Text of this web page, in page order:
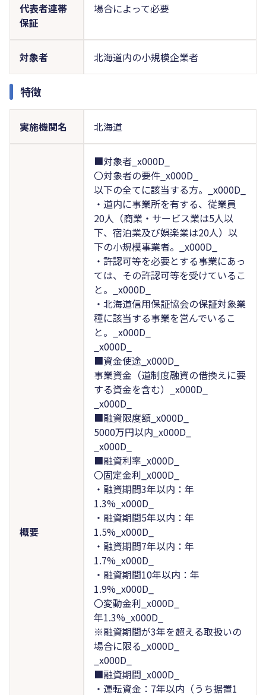
代表者連帯
保証
場合によって必要
対象者 北海道内の小規模企業者
特徴
実施機関名 北海道
概要
■対象者_x000D_
〇対象者の要件_x000D_
以下の全てに該当する方。_x000D_
・道内に事業所を有する、従業員
20人（商業・サービス業は5人以
下、宿泊業及び娯楽業は20人）以
下の小規模事業者。_x000D_
・許認可等を必要とする事業にあっ
ては、その許認可等を受けているこ
と。_x000D_
・北海道信用保証協会の保証対象業
種に該当する事業を営んでいるこ
と。_x000D_
_x000D_
■資金使途_x000D_
事業資金（道制度融資の借換えに要
する資金を含む）_x000D_
_x000D_
■融資限度額_x000D_
5000万円以内_x000D_
_x000D_
■融資利率_x000D_
〇固定金利_x000D_
・融資期間3年以内：年
1.3%_x000D_
・融資期間5年以内：年
1.5%_x000D_
・融資期間7年以内：年
1.7%_x000D_
・融資期間10年以内：年
1.9%_x000D_
〇変動金利_x000D_
年1.3%_x000D_
※融資期間が3年を超える取扱いの
場合に限る_x000D_
_x000D_
■融資期間_x000D_
・運転資金：7年以内（うち据置1